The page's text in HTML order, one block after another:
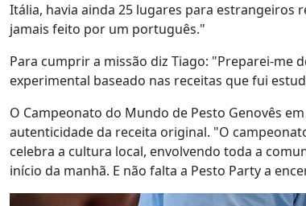
Itália, havia ainda 25 lugares para estrangeiros
jamais feito por um português."
Para cumprir a missão diz Tiago: "Preparei-
experimental baseado nas receitas que fui
O Campeonato do Mundo de Pesto Genovês
autenticidade da receita original. "O
celebra a cultura local, envolvendo toda a
início da manhã. E não falta a Pesto Party a